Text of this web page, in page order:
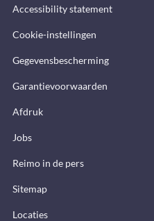
Accessibility statement
Cookie-instellingen
Gegevensbescherming
Garantievoorwaarden
Afdruk
Jobs
Reimo in de pers
Sitemap
Locaties